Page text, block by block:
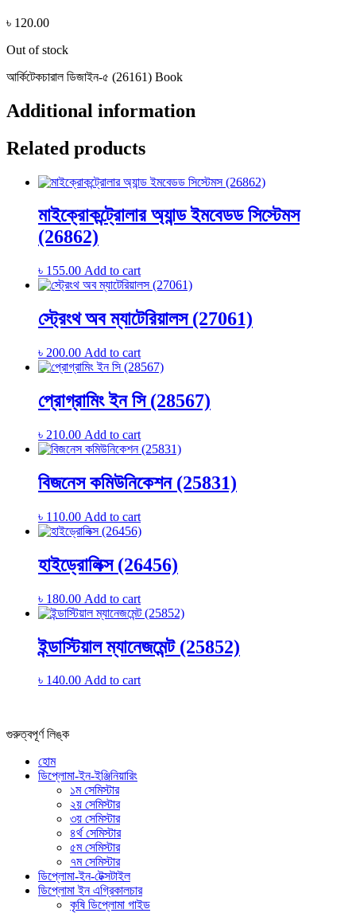
৳ 120.00
Out of stock
আর্কিটেকচারাল ডিজাইন-৫ (26161) Book
Additional information
Related products
মাইক্রোকন্ট্রোলার অ্যান্ড ইমবেডড সিস্টেমস
(26862)
৳ 155.00 Add to cart
স্ট্রেংথ অব ম্যাটেরিয়ালস (27061)
৳ 200.00 Add to cart
প্রোগ্রামিং ইন সি (28567)
৳ 210.00 Add to cart
বিজনেস কমিউনিকেশন (25831)
৳ 110.00 Add to cart
হাইড্রোলিক্স (26456)
৳ 180.00 Add to cart
ইন্ডাস্টিয়াল ম্যানেজমেন্ট (25852)
৳ 140.00 Add to cart
গুরুত্বপূর্ণ লিঙ্ক
হোম
ডিপ্লোমা-ইন-ইঞ্জিনিয়ারিং
১ম সেমিস্টার
২য় সেমিস্টার
৩য় সেমিস্টার
৪র্থ সেমিস্টার
৫ম সেমিস্টার
৭ম সেমিস্টার
ডিপ্লোমা-ইন-টেক্সটাইল
ডিপ্লোমা ইন এগ্রিকালচার
কৃষি ডিপ্লোমা গাইড